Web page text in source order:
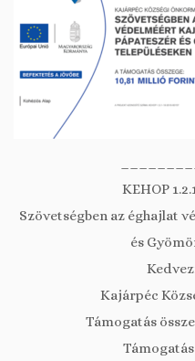
KEHOP
Szövetségben az éghajlat
és
Kajárpéc
Támogatás